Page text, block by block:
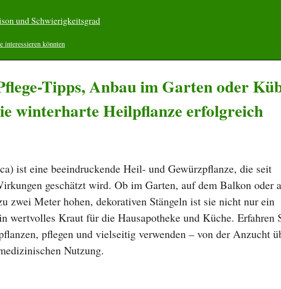
und Schwierigkeitsgrad
interessieren könnten
Tipps, Anbau im Garten oder
winterharte Heilpflanze erfolgreich
ist eine beeindruckende Heil- und Gewürzpflanze, die seit
geschätzt wird. Ob im Garten, auf dem Balkon oder
zwei Meter hohen, dekorativen Stängeln ist sie nicht nur ein
wertvolles Kraut für die Hausapotheke und Küche. Erfahren
pflegen und vielseitig verwenden – von der Anzucht
Nutzung.